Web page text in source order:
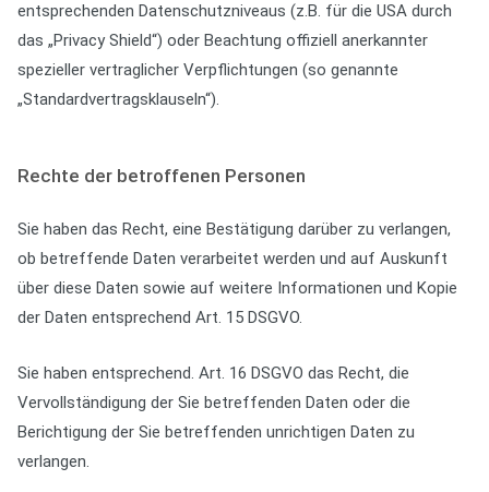
entsprechenden Datenschutzniveaus (z.B. für die USA durch
das „Privacy Shield“) oder Beachtung offiziell anerkannter
spezieller vertraglicher Verpflichtungen (so genannte
„Standardvertragsklauseln“).
Rechte der betroffenen Personen
Sie haben das Recht, eine Bestätigung darüber zu verlangen,
ob betreffende Daten verarbeitet werden und auf Auskunft
über diese Daten sowie auf weitere Informationen und Kopie
der Daten entsprechend Art. 15 DSGVO.
Sie haben entsprechend. Art. 16 DSGVO das Recht, die
Vervollständigung der Sie betreffenden Daten oder die
Berichtigung der Sie betreffenden unrichtigen Daten zu
verlangen.